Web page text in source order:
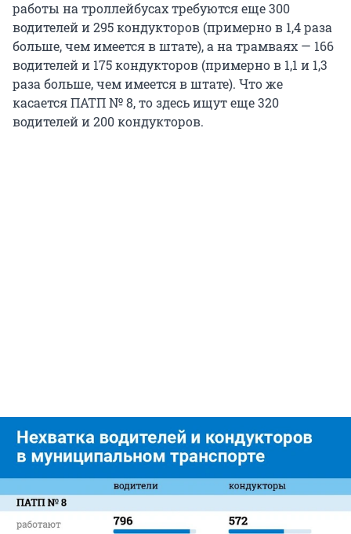
работы на троллейбусах требуются еще 300
водителей и 295 кондукторов (примерно в 1,4 раза
больше, чем имеется в штате), а на трамваях — 166
водителей и 175 кондукторов (примерно в 1,1 и 1,3
раза больше, чем имеется в штате). Что же
касается ПАТП № 8, то здесь ищут еще 320
водителей и 200 кондукторов.